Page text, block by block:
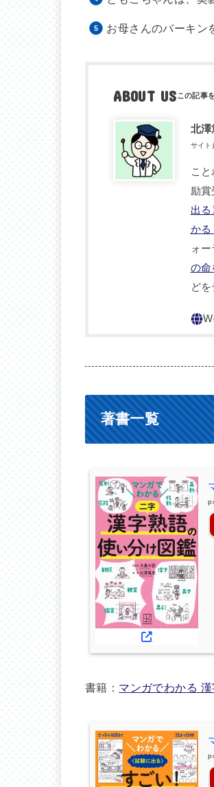
お母さんのバーキン
ABOUT US
北澤
サイト
こ
励賞
出
かる
ォ
の命
ど
著書一覧
書籍： マンガでわかる